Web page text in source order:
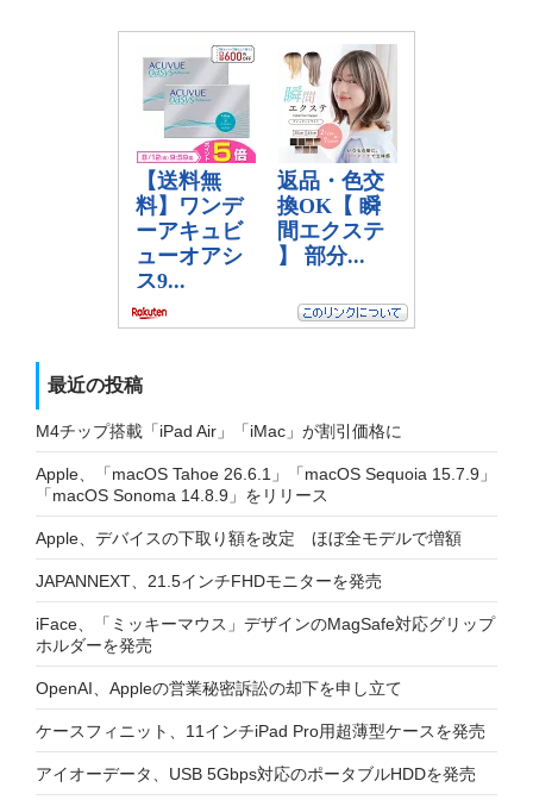
最近の投稿
M4チップ搭載「iPad Air」「iMac」が割引価格に
Apple、「macOS Tahoe 26.6.1」「macOS Sequoia 15.7.9」
「macOS Sonoma 14.8.9」をリリース
Apple、デバイスの下取り額を改定 ほぼ全モデルで増額
JAPANNEXT、21.5インチFHDモニターを発売
iFace、「ミッキーマウス」デザインのMagSafe対応グリップ
ホルダーを発売
OpenAI、Appleの営業秘密訴訟の却下を申し立て
ケースフィニット、11インチiPad Pro用超薄型ケースを発売
アイオーデータ、USB 5Gbps対応のポータブルHDDを発売